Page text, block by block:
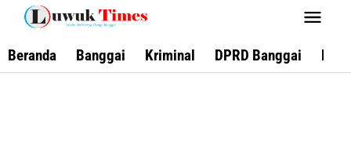
Lewati
konten
Beranda Banggai Kriminal DPRD Banggai